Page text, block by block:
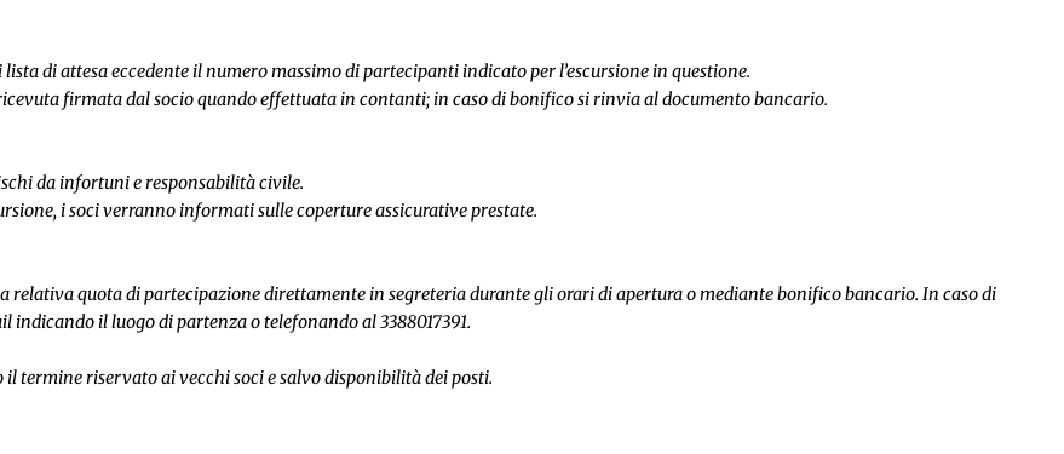
di attesa eccedente il numero massimo di partecipanti indicato per l’escursione in questione.
firmata dal socio quando effettuata in contanti; in caso di bonifico si rinvia al documento bancario.
da infortuni e responsabilità civile.
i soci verranno informati sulle coperture assicurative prestate.
relativa quota di partecipazione direttamente in segreteria durante gli orari di apertura o mediante bonifico bancario. In caso di
il luogo di partenza o telefonando al 3388017391.
termine riservato ai vecchi soci e salvo disponibilità dei posti.